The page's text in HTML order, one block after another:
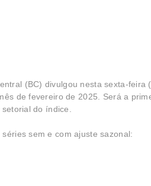
(BC) divulgou nesta sexta-feira
de fevereiro de 2025. Será a
do índice.​
sem e com ajuste sazonal: